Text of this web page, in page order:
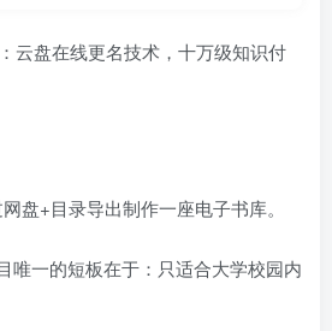
云盘在线更名技术，十万级知识付
盘+目录导出制作一座电子书库。
唯一的短板在于：只适合大学校园内